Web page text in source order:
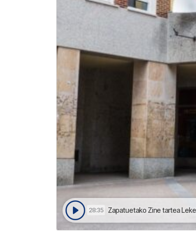
28:35 Zapatuetako Zine tartea